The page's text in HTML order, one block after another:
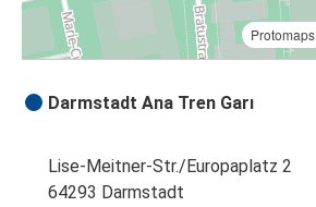
Protomaps
Darmstadt Ana Tren Garı
Lise-Meitner-Str./Europaplatz 2
64293 Darmstadt